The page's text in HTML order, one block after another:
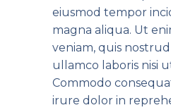
eiusmod tempor
magna aliqua. Ut
veniam, quis
ullamco laboris nisi
Commodo
irure dolor in